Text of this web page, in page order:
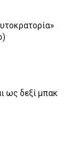
ως δεξί μπακ